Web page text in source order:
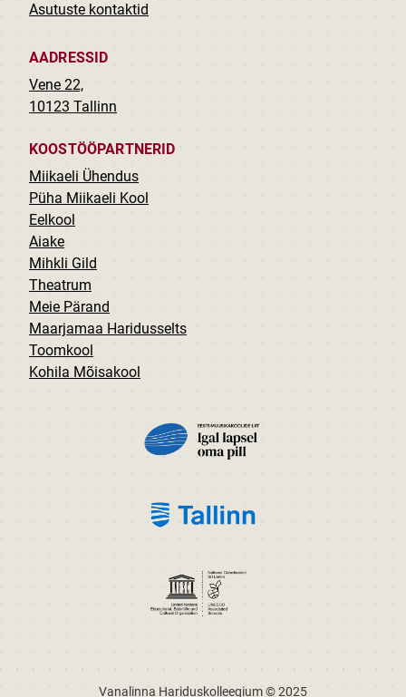
Asutuste kontaktid
AADRESSID
Vene 22,
10123 Tallinn
KOOSTÖÖPARTNERID
Miikaeli Ühendus
Püha Miikaeli Kool
Eelkool
Aiake
Mihkli Gild
Theatrum
Meie Pärand
Maarjamaa Haridusselts
Toomkool
Kohila Mõisakool
PILT
PILT
PILT
Vanalinna Hariduskolleegium © 2025